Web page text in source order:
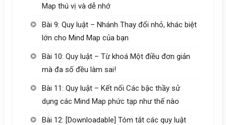
Map thú vị và dễ nhớ
Bài 9: Quy luật – Nhánh Thay đổi nhỏ, khác biệt
lớn cho Mind Map của bạn
Bài 10: Quy luật – Từ khoá Một điều đơn giản
mà đa số đều làm sai!
Bài 11: Quy luật – Kết nối Các bậc thầy sử
dụng các Mind Map phức tạp như thế nào
Bài 12: [Downloadable] Tóm tắt các quy luật